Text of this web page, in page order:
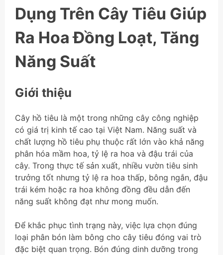
Dụng Trên Cây Tiêu Giúp
Ra Hoa Đồng Loạt, Tăng
Năng Suất
Giới thiệu
Cây hồ tiêu là một trong những cây công nghiệp
có giá trị kinh tế cao tại Việt Nam. Năng suất và
chất lượng hồ tiêu phụ thuộc rất lớn vào khả năng
phân hóa mầm hoa, tỷ lệ ra hoa và đậu trái của
cây. Trong thực tế sản xuất, nhiều vườn tiêu sinh
trưởng tốt nhưng tỷ lệ ra hoa thấp, bông ngắn, đậu
trái kém hoặc ra hoa không đồng đều dẫn đến
năng suất không đạt như mong muốn.
Để khắc phục tình trạng này, việc lựa chọn đúng
loại phân bón làm bông cho cây tiêu đóng vai trò
đặc biệt quan trọng. Bón đúng dinh dưỡng trong